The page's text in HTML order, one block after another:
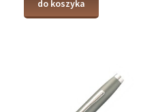
do koszyka